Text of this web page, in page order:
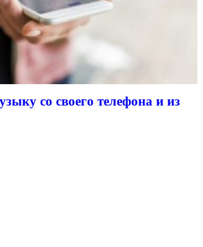
со своего телефона и из